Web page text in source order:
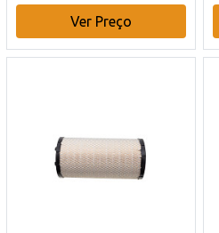
Ver Preço